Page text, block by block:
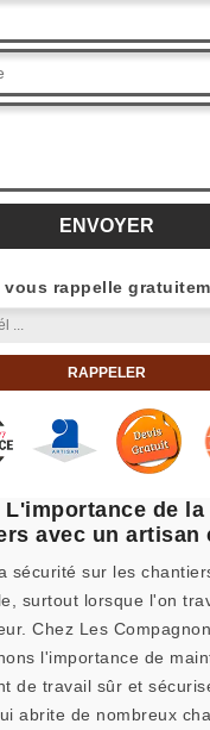
vous rappelle
L'importance de
avec un artisan
sécurité sur les
surtout lorsque l'on
Chez Les
l'importance de
de travail sûr et
abrite de nombreux